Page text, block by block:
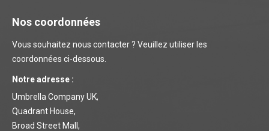
Nos coordonnées
Vous souhaitez nous contacter ? Veuillez utiliser les
coordonnées ci-dessous.
Notre adresse :
Umbrella Company UK,
Quadrant House,
Broad Street Mall,